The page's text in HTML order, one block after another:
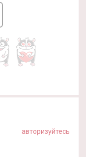
авторизуйтесь